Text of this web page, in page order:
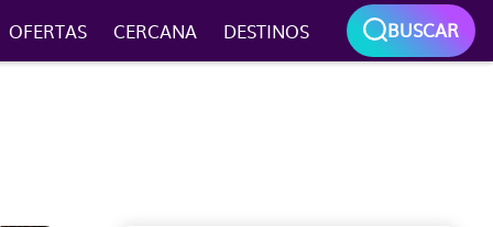
OFERTAS CERCANA DESTINOS BUSCAR